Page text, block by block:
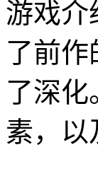
游戏介
了前
了深
素，以